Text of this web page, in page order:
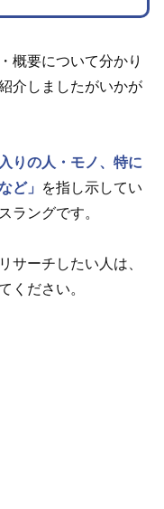
概要について分かり
介しましたがいかが
りの人・モノ、特に
ど」
を指し示してい
ラングです。
サーチしたい人は、
ください。